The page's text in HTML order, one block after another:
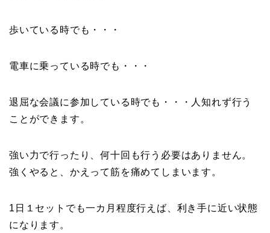
歩いている時でも・・・
電車に乗っている時でも・・・
退屈な会議に参加している時でも・・・人知れず行う
ことができます。
強い力で行ったり、何十回も行う必要はありません。
強くやると、かえって筋を痛めてしまいます。
1日１セットでも一カ月程度行えば、利き手に近い状態
になります。